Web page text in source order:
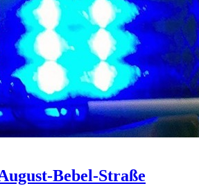
Bebel-Straße